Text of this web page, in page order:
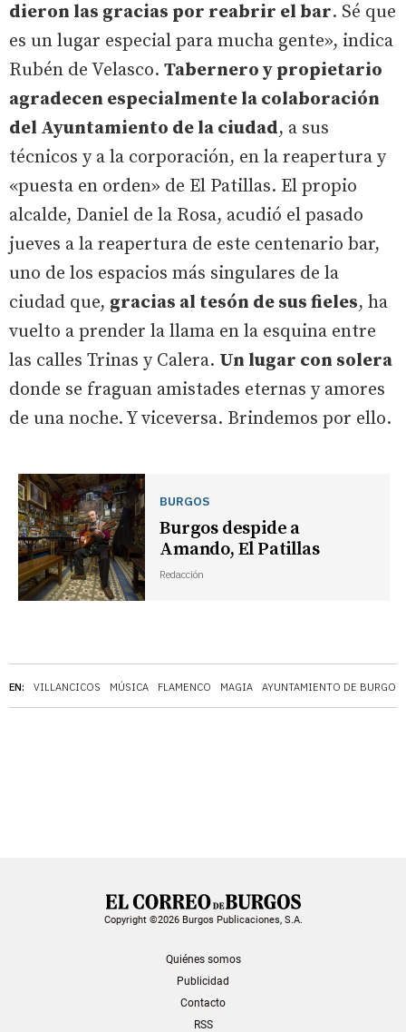
EN: VILLANCICOS MÚSICA FLAMENCO MAGIA AYUNTAMIENTO DE BURGOS
dieron las gracias por reabrir el bar. Sé que
es un lugar especial para mucha gente», indica
Rubén de Velasco. Tabernero y propietario
agradecen especialmente la colaboración
del Ayuntamiento de la ciudad, a sus
técnicos y a la corporación, en la reapertura y
«puesta en orden» de El Patillas. El propio
alcalde, Daniel de la Rosa, acudió el pasado
jueves a la reapertura de este centenario bar,
uno de los espacios más singulares de la
ciudad que, gracias al tesón de sus fieles, ha
vuelto a prender la llama en la esquina entre
las calles Trinas y Calera. Un lugar con solera
donde se fraguan amistades eternas y amores
de una noche. Y viceversa. Brindemos por ello.
BURGOS
Burgos despide a
Amando, El Patillas
Redacción
Copyright ©2026 Burgos Publicaciones, S.A.
Quiénes somos
Publicidad
Contacto
RSS